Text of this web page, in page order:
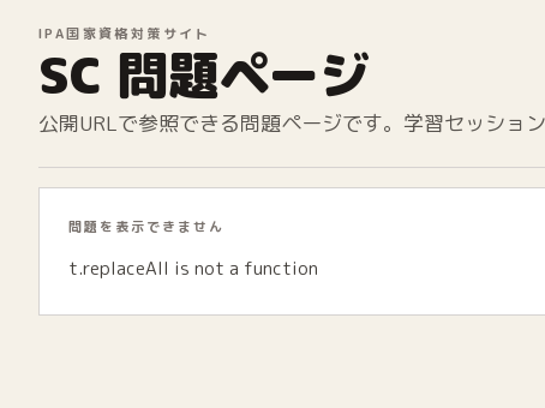
IPA国家資格対策サイト
SC 問題ページ
公開URLで参照できる問題ページです。学習セッショ
問題を表示できません
t.replaceAll is not a function